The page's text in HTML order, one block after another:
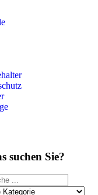
suchen Sie?